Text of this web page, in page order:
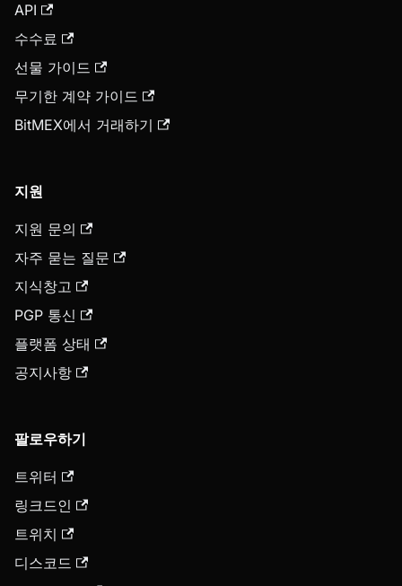
API
수수료
선물 가이드
무기한 계약 가이드
BitMEX에서 거래하기
지원
지원 문의
자주 묻는 질문
지식창고
PGP 통신
플랫폼 상태
공지사항
팔로우하기
트위터
링크드인
트위치
디스코드